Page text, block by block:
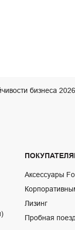
бизнеса
Аксессуары
Лизинг
Пробная